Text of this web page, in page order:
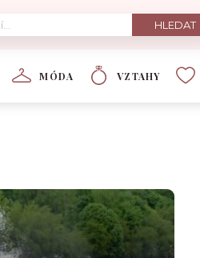
MÓDA VZTAHY